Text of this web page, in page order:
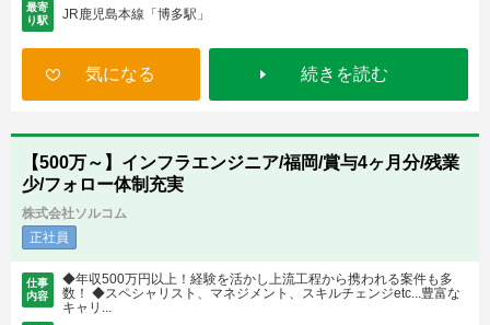
最寄
り駅
JR鹿児島本線「博多駅」
気になる 続きを読む
【500万～】インフラエンジニア/福岡/賞与4ヶ月分/残業
少/フォロー体制充実
株式会社ソルコム
正社員
仕事
内容
◆年収500万円以上！経験を活かし上流工程から携われる案件も多
数！ ◆スペシャリスト、マネジメント、スキルチェンジetc...豊富な
キャリ...